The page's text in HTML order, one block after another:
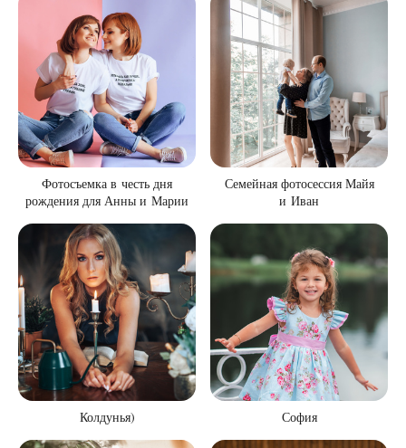
Фотосъемка в честь дня
рождения для Анны и Марии
Семейная фотосессия Майя
и Иван
Колдунья) София